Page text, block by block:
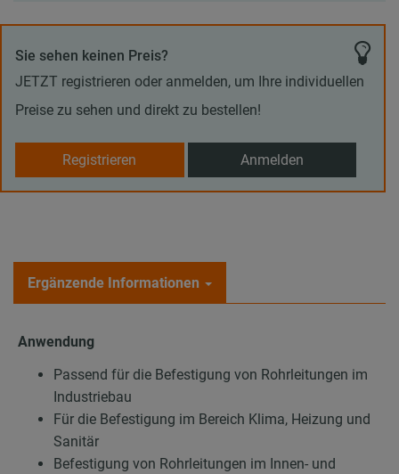
Sie sehen keinen Preis?
JETZT registrieren oder anmelden, um Ihre individuellen
Preise zu sehen und direkt zu bestellen!
Registrieren Anmelden
Ergänzende Informationen
Anwendung
Passend für die Befestigung von Rohrleitungen im
Industriebau
Für die Befestigung im Bereich Klima, Heizung und
Sanitär
Befestigung von Rohrleitungen im Innen- und